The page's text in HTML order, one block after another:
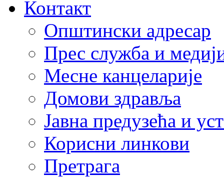
Контакт
Општински адресар
Прес служба и
Месне канцеларије
Домови здравља
Јавна предузећа и
Корисни линкови
Претрага